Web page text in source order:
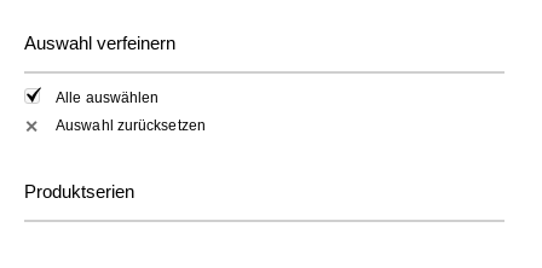
Auswahl verfeinern
Alle auswählen
✕ Auswahl zurücksetzen
Produktserien